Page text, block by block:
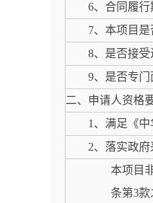
6、合同履
7、本项目
8、是否接
9、是否专
二、申请人资格
1、满足《
2、落实政府
本项目
条第3